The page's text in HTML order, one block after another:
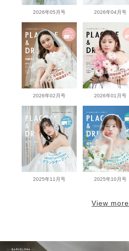
2026年05月号 2026年04月号
2026年02月号 2026年01月号
2025年11月号 2025年10月号
View more